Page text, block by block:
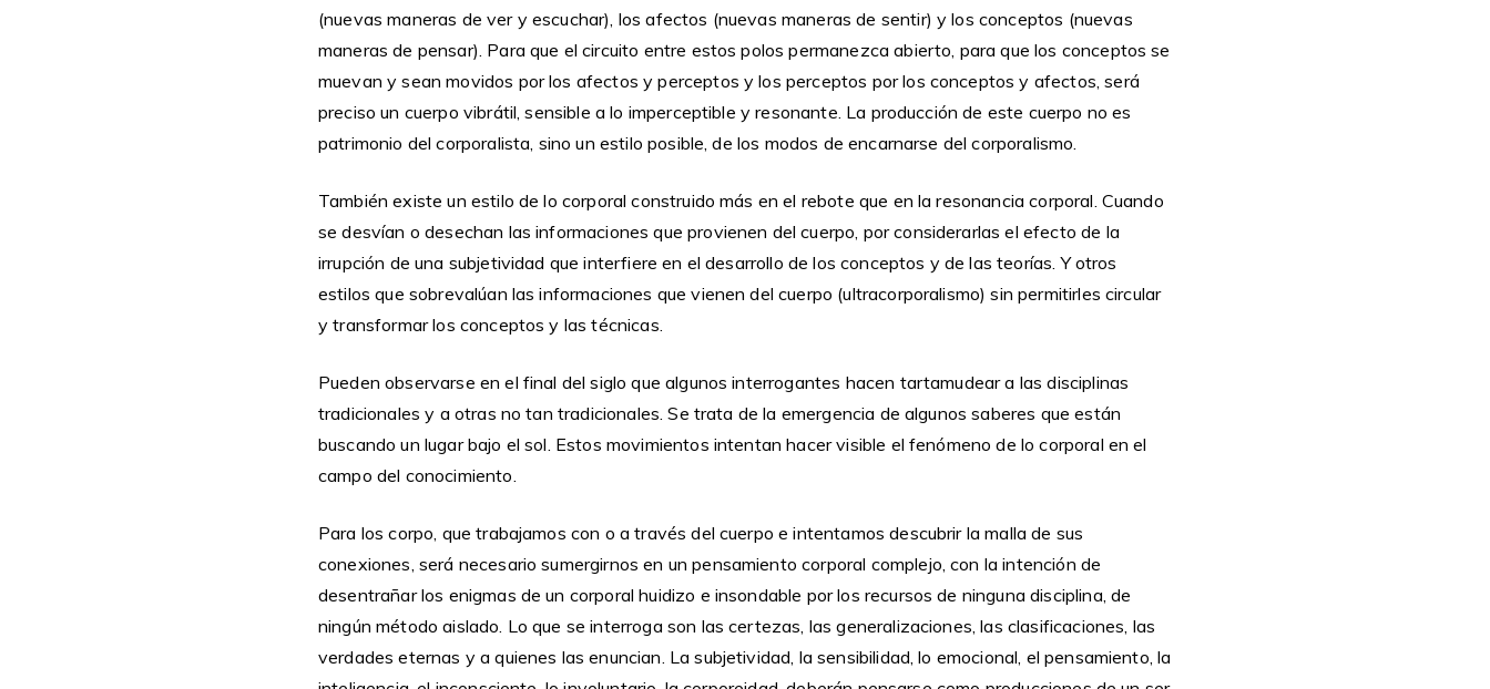
(nuevas maneras de ver y escuchar), los afectos (nuevas maneras de sentir) y los conceptos (nuevas
maneras de pensar). Para que el circuito entre estos polos permanezca abierto, para que los conceptos se
muevan y sean movidos por los afectos y perceptos y los perceptos por los conceptos y afectos, será
preciso un cuerpo vibrátil, sensible a lo imperceptible y resonante. La producción de este cuerpo no es
patrimonio del corporalista, sino un estilo posible, de los modos de encarnarse del corporalismo.
También existe un estilo de lo corporal construido más en el rebote que en la resonancia corporal. Cuando
se desvían o desechan las informaciones que provienen del cuerpo, por considerarlas el efecto de la
irrupción de una subjetividad que interfiere en el desarrollo de los conceptos y de las teorías. Y otros
estilos que sobrevalúan las informaciones que vienen del cuerpo (ultracorporalismo) sin permitirles circular
y transformar los conceptos y las técnicas.
Pueden observarse en el final del siglo que algunos interrogantes hacen tartamudear a las disciplinas
tradicionales y a otras no tan tradicionales. Se trata de la emergencia de algunos saberes que están
buscando un lugar bajo el sol. Estos movimientos intentan hacer visible el fenómeno de lo corporal en el
campo del conocimiento.
Para los corpo, que trabajamos con o a través del cuerpo e intentamos descubrir la malla de sus
conexiones, será necesario sumergirnos en un pensamiento corporal complejo, con la intención de
desentrañar los enigmas de un corporal huidizo e insondable por los recursos de ninguna disciplina, de
ningún método aislado. Lo que se interroga son las certezas, las generalizaciones, las clasificaciones, las
verdades eternas y a quienes las enuncian. La subjetividad, la sensibilidad, lo emocional, el pensamiento, la